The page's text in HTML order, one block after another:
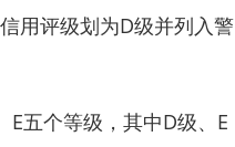
用评级划为D级并列入警
五个等级，其中D级、E